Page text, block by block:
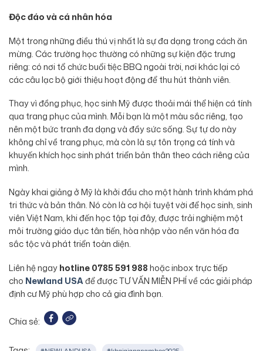
Độc đáo và cá nhân hóa
Một trong những điều thú vị nhất là sự đa dạng trong cách ăn
mừng. Các trường học thường có những sự kiện đặc trưng
riêng: có nơi tổ chức buổi tiệc BBQ ngoài trời, nơi khác lại có
các câu lạc bộ giới thiệu hoạt động để thu hút thành viên.
Thay vì đồng phục, học sinh Mỹ được thoải mái thể hiện cá tính
qua trang phục của mình. Mỗi bạn là một màu sắc riêng, tạo
nên một bức tranh đa dạng và đầy sức sống. Sự tự do này
không chỉ về trang phục, mà còn là sự tôn trọng cá tính và
khuyến khích học sinh phát triển bản thân theo cách riêng của
mình.
Ngày khai giảng ở Mỹ là khởi đầu cho một hành trình khám phá
tri thức và bản thân. Nó còn là cơ hội tuyệt vời để học sinh, sinh
viên Việt Nam, khi đến học tập tại đây, được trải nghiệm một
môi trường giáo dục tân tiến, hòa nhập vào nền văn hóa đa
sắc tộc và phát triển toàn diện.
Liên hệ ngayhotline 0785 591 988hoặc inbox trực tiếp
cho Newland USAđể được TƯ VẤN MIỄN PHÍ về các giải pháp
định cư Mỹ phù hợp cho cả gia đình bạn.
Chia sẻ: